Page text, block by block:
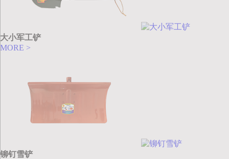
大小军工铲
MORE >
铆钉雪铲